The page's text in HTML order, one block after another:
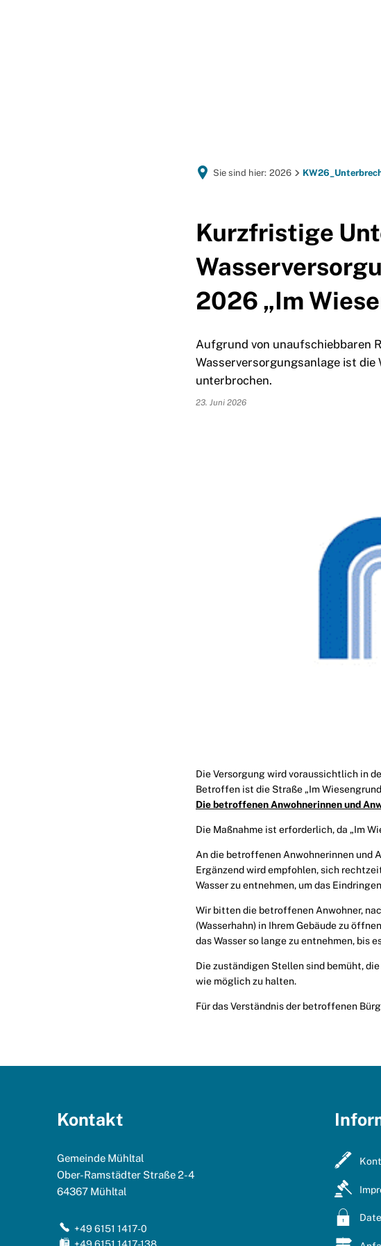
Sie sind hier: 2026
Kurzfristige
2026 „Im
Aufgrund von unaufschiebbaren
Wasserversorgungsanlage ist die
unterbrochen.
23. Juni 2026
Die Versorgung wird voraussichtlich in
Betroffen ist die Straße „Im
Die betroffenen Anwohnerinnen und
Die Maßnahme ist erforderlich, da „Im
An die betroffenen Anwohnerinnen und
Ergänzend wird empfohlen, sich
Wasser zu entnehmen, um das
Wir bitten die betroffenen Anwohner,
(Wasserhahn) in Ihrem Gebäude zu
das Wasser so lange zu entnehmen,
Die zuständigen Stellen sind bemüht,
wie möglich zu halten.
Für das Verständnis der betroffenen
Kontakt
Gemeinde Mühltal
Ober-Ramstädter Straße 2-4
64367 Mühltal
+49 6151 1417-0